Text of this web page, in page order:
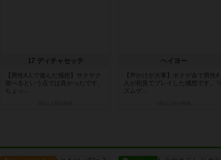
17 ディチャセッテ
【男性4人で遊んだ感想】サクサク
遊べるという点では良かったです。
ちょっ...
ヘイヨー
【声かけが大事】ボドゲ会で男性4
人が初見でプレイした感想です。リ
ズムゲ...